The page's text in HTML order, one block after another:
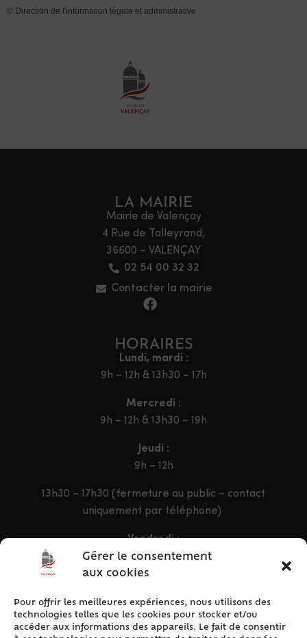
Gérer le consentement
aux cookies
Pour offrir les meilleures expériences, nous utilisons des
technologies telles que les cookies pour stocker et/ou
accéder aux informations des appareils. Le fait de consentir
© Direction de l'information légale et administrative
LA MAIRIE
Mairie de Valençay
4 Rue de Talleyrand,
36600 – VALENÇAY
02 54 00 32 32
Contacter la mairie
HORAIRES
Lundi, mardi :
9h – 12h & 13h30 – 17h
Mercredi :
9h – 12h & 13h30 – 19h
Jeudi :
9h – 12h
13h30 – 17h30 (fermeture au public – contact
uniquement par téléphone)
Vendredi :
9h – 12h & 13h30 – 16h30
ACCÈS RAPIDE
Accueil